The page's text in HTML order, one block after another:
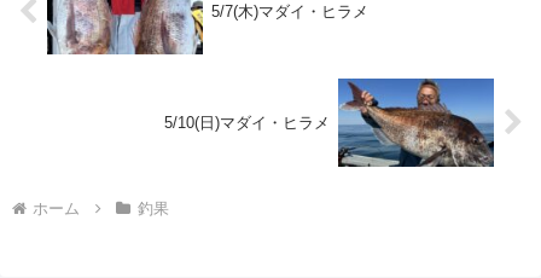
5/7(木)マダイ・ヒラメ
5/10(日)マダイ・ヒラメ
ホーム 釣果